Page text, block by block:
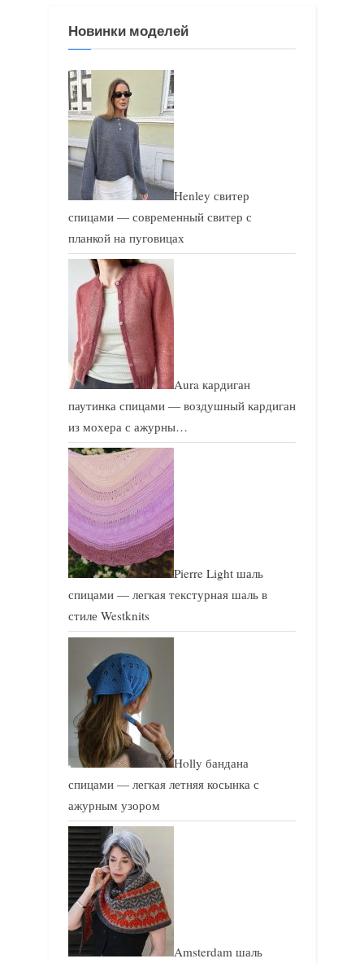
а
и
с
ь
:
Новинки моделей
Henley свитер
спицами — современный свитер с
планкой на пуговицах
Aura кардиган
паутинка спицами — воздушный кардиган
из мохера с ажурны…
Pierre Light шаль
спицами — легкая текстурная шаль в
стиле Westknits
Holly бандана
спицами — легкая летняя косынка с
ажурным узором
Amsterdam шаль